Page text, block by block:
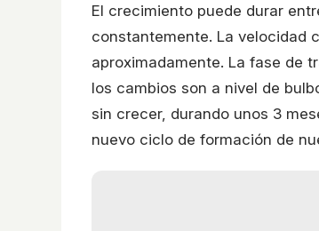
El crecimiento puede durar
constantemente. La velocidad
aproximadamente. La fase de
los cambios son a nivel de
sin crecer, durando unos 3
nuevo ciclo de formación de